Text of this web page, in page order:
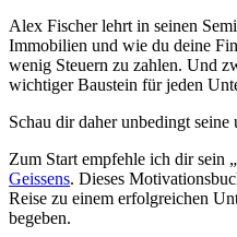
Alex Fischer lehrt in seinen
Immobilien und wie du deine
wenig Steuern zu zahlen. Und
wichtiger Baustein für jeden
Schau dir daher unbedingt
Zum Start empfehle ich dir sein
Geissens. Dieses
Reise zu einem erfolgreichen
begeben.